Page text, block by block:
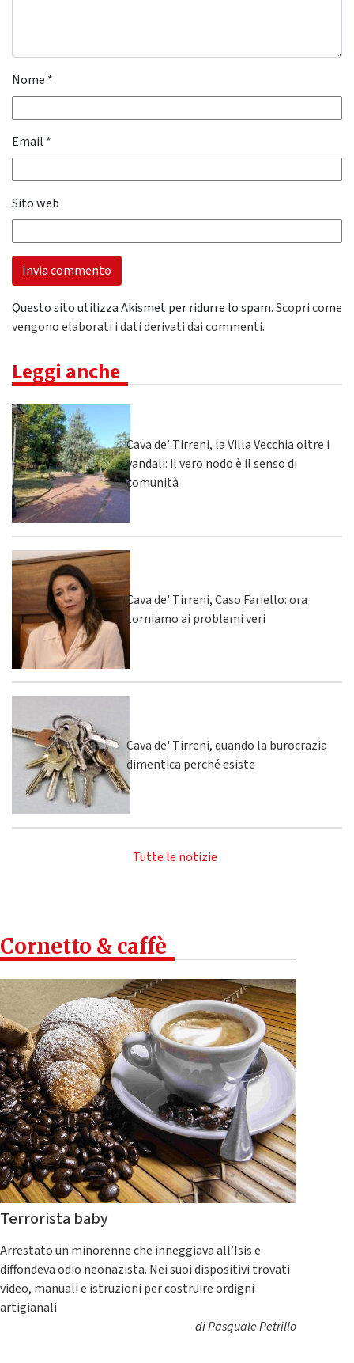
Nome *
Email *
Sito web
Questo sito utilizza Akismet per ridurre lo spam.Scopri come
vengono elaborati i dati derivati dai commenti.
Leggi anche
Cava de’ Tirreni, la Villa Vecchia oltre i
vandali: il vero nodo è il senso di
comunità
Cava de' Tirreni, Caso Fariello: ora
torniamo ai problemi veri
Cava de' Tirreni, quando la burocrazia
dimentica perché esiste
Tutte le notizie
Cornetto & caffè
Terrorista baby
Arrestato un minorenne che inneggiava all’Isis e
diffondeva odio neonazista. Nei suoi dispositivi trovati
video, manuali e istruzioni per costruire ordigni
artigianali
diPasquale Petrillo